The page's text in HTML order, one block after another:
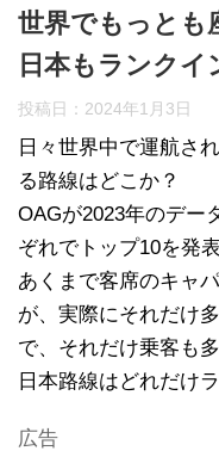
世界でもっとも
日本もランクイ
投稿日： 2024年1月3日
日々世界中で運航さ
る路線はどこか？
OAGが2023年のデー
ぞれでトップ10を発
あくまで客席のキャ
が、実際にそれだけ
で、それだけ乗客も
日本路線はどれだけ
広告